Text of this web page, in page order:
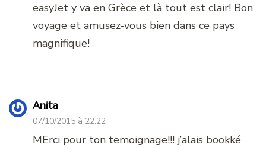
easyJet y va en Grèce et là tout est clair! Bon
voyage et amusez-vous bien dans ce pays
magnifique!
Anita
07/10/2015 à 22:22
MErci pour ton temoignage!!! j’alais bookké